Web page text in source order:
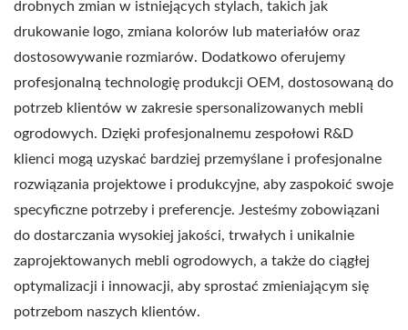
drobnych zmian w istniejących stylach, takich jak
drukowanie logo, zmiana kolorów lub materiałów oraz
dostosowywanie rozmiarów. Dodatkowo oferujemy
profesjonalną technologię produkcji OEM, dostosowaną do
potrzeb klientów w zakresie spersonalizowanych mebli
ogrodowych. Dzięki profesjonalnemu zespołowi R&D
klienci mogą uzyskać bardziej przemyślane i profesjonalne
rozwiązania projektowe i produkcyjne, aby zaspokoić swoje
specyficzne potrzeby i preferencje. Jesteśmy zobowiązani
do dostarczania wysokiej jakości, trwałych i unikalnie
zaprojektowanych mebli ogrodowych, a także do ciągłej
optymalizacji i innowacji, aby sprostać zmieniającym się
potrzebom naszych klientów.